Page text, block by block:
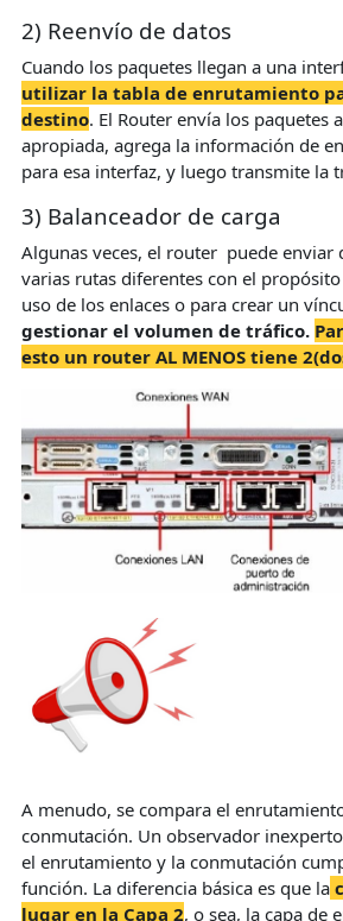
2) Reenvío de datos
Cuando los paquetes llegan a una
utilizar la tabla de enrutamiento
destino. El Router envía los paquetes
apropiada, agrega la información de
para esa interfaz, y luego transmite la
3) Balanceador de carga
Algunas veces, el router puede enviar
varias rutas diferentes con el
uso de los enlaces o para crear un
gestionar el volumen de tráfico.
esto un router AL MENOS tiene
A menudo, se compara el
conmutación. Un observador
el enrutamiento y la conmutación
función. La diferencia básica es que la
lugar en la Capa 2, o sea, la capa de